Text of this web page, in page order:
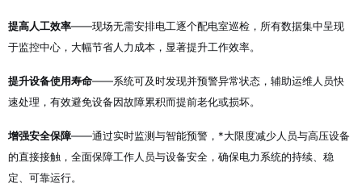
提高人工效率——现场无需安排电工逐个配电室巡检，所有数据集中呈现
于监控中心，大幅节省人力成本，显著提升工作效率。
提升设备使用寿命——系统可及时发现并预警异常状态，辅助运维人员快
速处理，有效避免设备因故障累积而提前老化或损坏。
增强安全保障——通过实时监测与智能预警，*大限度减少人员与高压设备
的直接接触，全面保障工作人员与设备安全，确保电力系统的持续、稳
定、可靠运行。